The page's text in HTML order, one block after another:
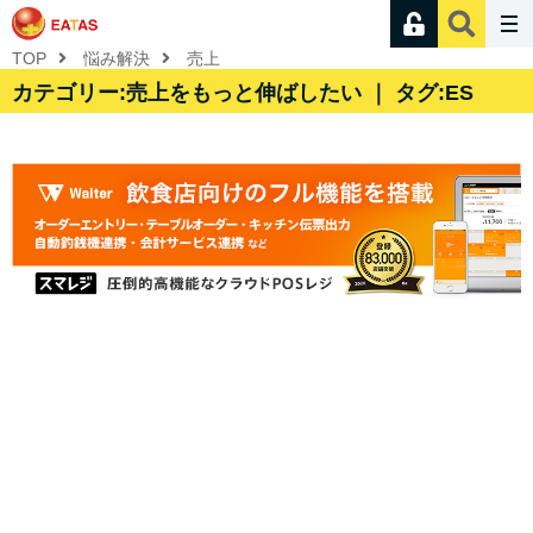
TOP 悩み解決 売上
カテゴリー:売上をもっと伸ばしたい ｜ タグ:ES